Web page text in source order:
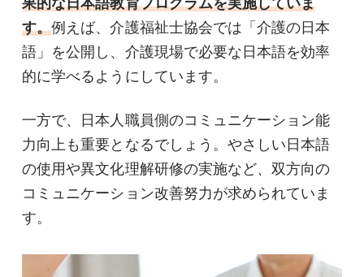
果的な日本語教育プログラムを実施していま
す。例えば、介護福祉士協会では「介護の日本
語」を公開し、介護現場で必要な日本語を効率
的に学べるようにしています。
一方で、日本人職員側のコミュニケーション能
力向上も重要となるでしょう。やさしい日本語
の使用や異文化理解研修の実施など、双方向の
コミュニケーション改善努力が求められていま
す。